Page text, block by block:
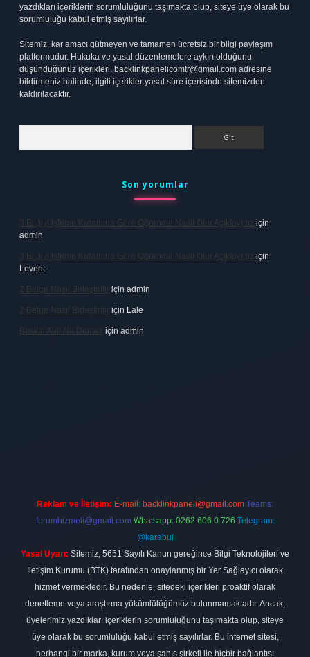
yazdıkları içeriklerin sorumluluğunu taşımakta olup, siteye üye olarak bu
sorumluluğu kabul etmiş sayılırlar.
Sitemiz, kar amacı gütmeyen ve tamamen ücretsiz bir bilgi paylaşım
platformudur. Hukuka ve yasal düzenlemelere aykırı olduğunu
düşündüğünüz içerikleri, backlinkpanelicomtr@gmail.com adresine
bildirmeniz halinde, ilgili içerikler yasal süre içerisinde sitemizden
kaldırılacaktır.
Son yorumlar
3 Bilgiyi Işleme Kuramına Göre Öğrenme Nasıl Olur Açıklayınız için
admin
3 Bilgiyi Işleme Kuramına Göre Öğrenme Nasıl Olur Açıklayınız için
Levent
2 Belge Nasıl Birleştirilir için admin
2 Belge Nasıl Birleştirilir için Lale
Baskın Alel Ne Demek için admin
Reklam ve İletişim: E-mail: backlinkpaneli@gmail.com Teams:
forumhizmeti@gmail.com Whatsapp: 0262 606 0 726 Telegram:
@karabul
Yasal Uyarı: Sitemiz, 5651 Sayılı Kanun gereğince Bilgi Teknolojileri ve
İletişim Kurumu (BTK) tarafından onaylanmış bir Yer Sağlayıcı olarak
hizmet vermektedir. Bu nedenle, sitedeki içerikleri proaktif olarak
denetleme veya araştırma yükümlülüğümüz bulunmamaktadır. Ancak,
üyelerimiz yazdıkları içeriklerin sorumluluğunu taşımakta olup, siteye
üye olarak bu sorumluluğu kabul etmiş sayılırlar. Bu internet sitesi,
herhangi bir marka, kurum veya şahıs şirketi ile hiçbir bağlantısı